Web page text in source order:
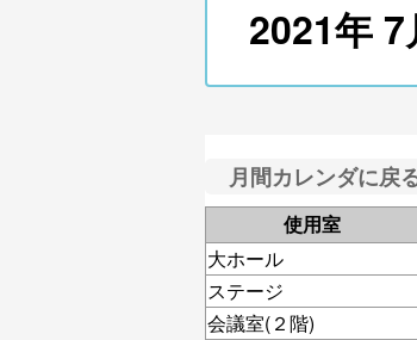
2021年
月間カレンダに戻
使用室
大ホール
ステージ
会議室(２階)